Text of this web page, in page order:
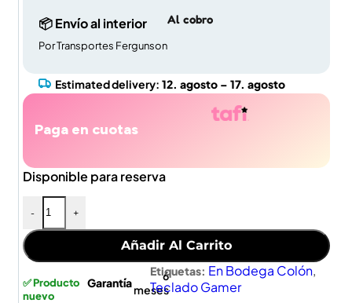
📦 Envío al interior
Por Transportes Fergunson
Al cobro
Estimated delivery: 12. agosto – 17. agosto
Paga en cuotas
Disponible para reserva
- +
Añadir Al Carrito
✅ Producto
nuevo
Garantía
6
meses
Etiquetas: En Bodega Colón,
Teclado Gamer